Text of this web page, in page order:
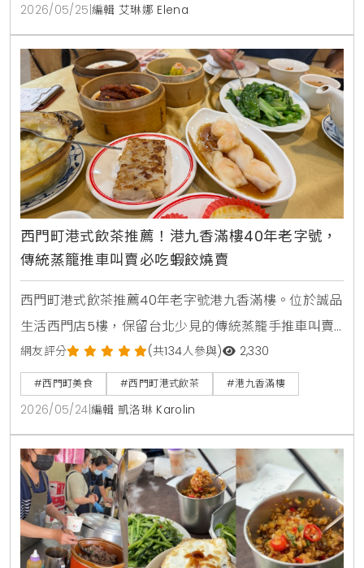
2026/05/25 編輯 艾琳娜 Elena
西門町港式飲茶推薦！港九香滿樓40年老字號，
傳統蒸籠推車叫賣必吃蝦餃燒賣
西門町港式飲茶推薦40年老字號港九香滿樓。位於誠品
生活西門店5樓，保留台北少見的傳統蒸籠手推車叫賣
文化。店內明亮寬敞，適合家庭聚餐，熱門必點蝦餃、
蟹黃燒賣、脆皮烤鴨，快來體驗老香港茶樓風味。
網友評分 (共134人參與) 2,330
#西門町美食 #西門町港式飲茶 #港九香滿樓
2026/05/24 編輯 凱洛琳 Karolin